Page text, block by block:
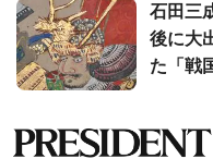
石田三
後に大
た「戦